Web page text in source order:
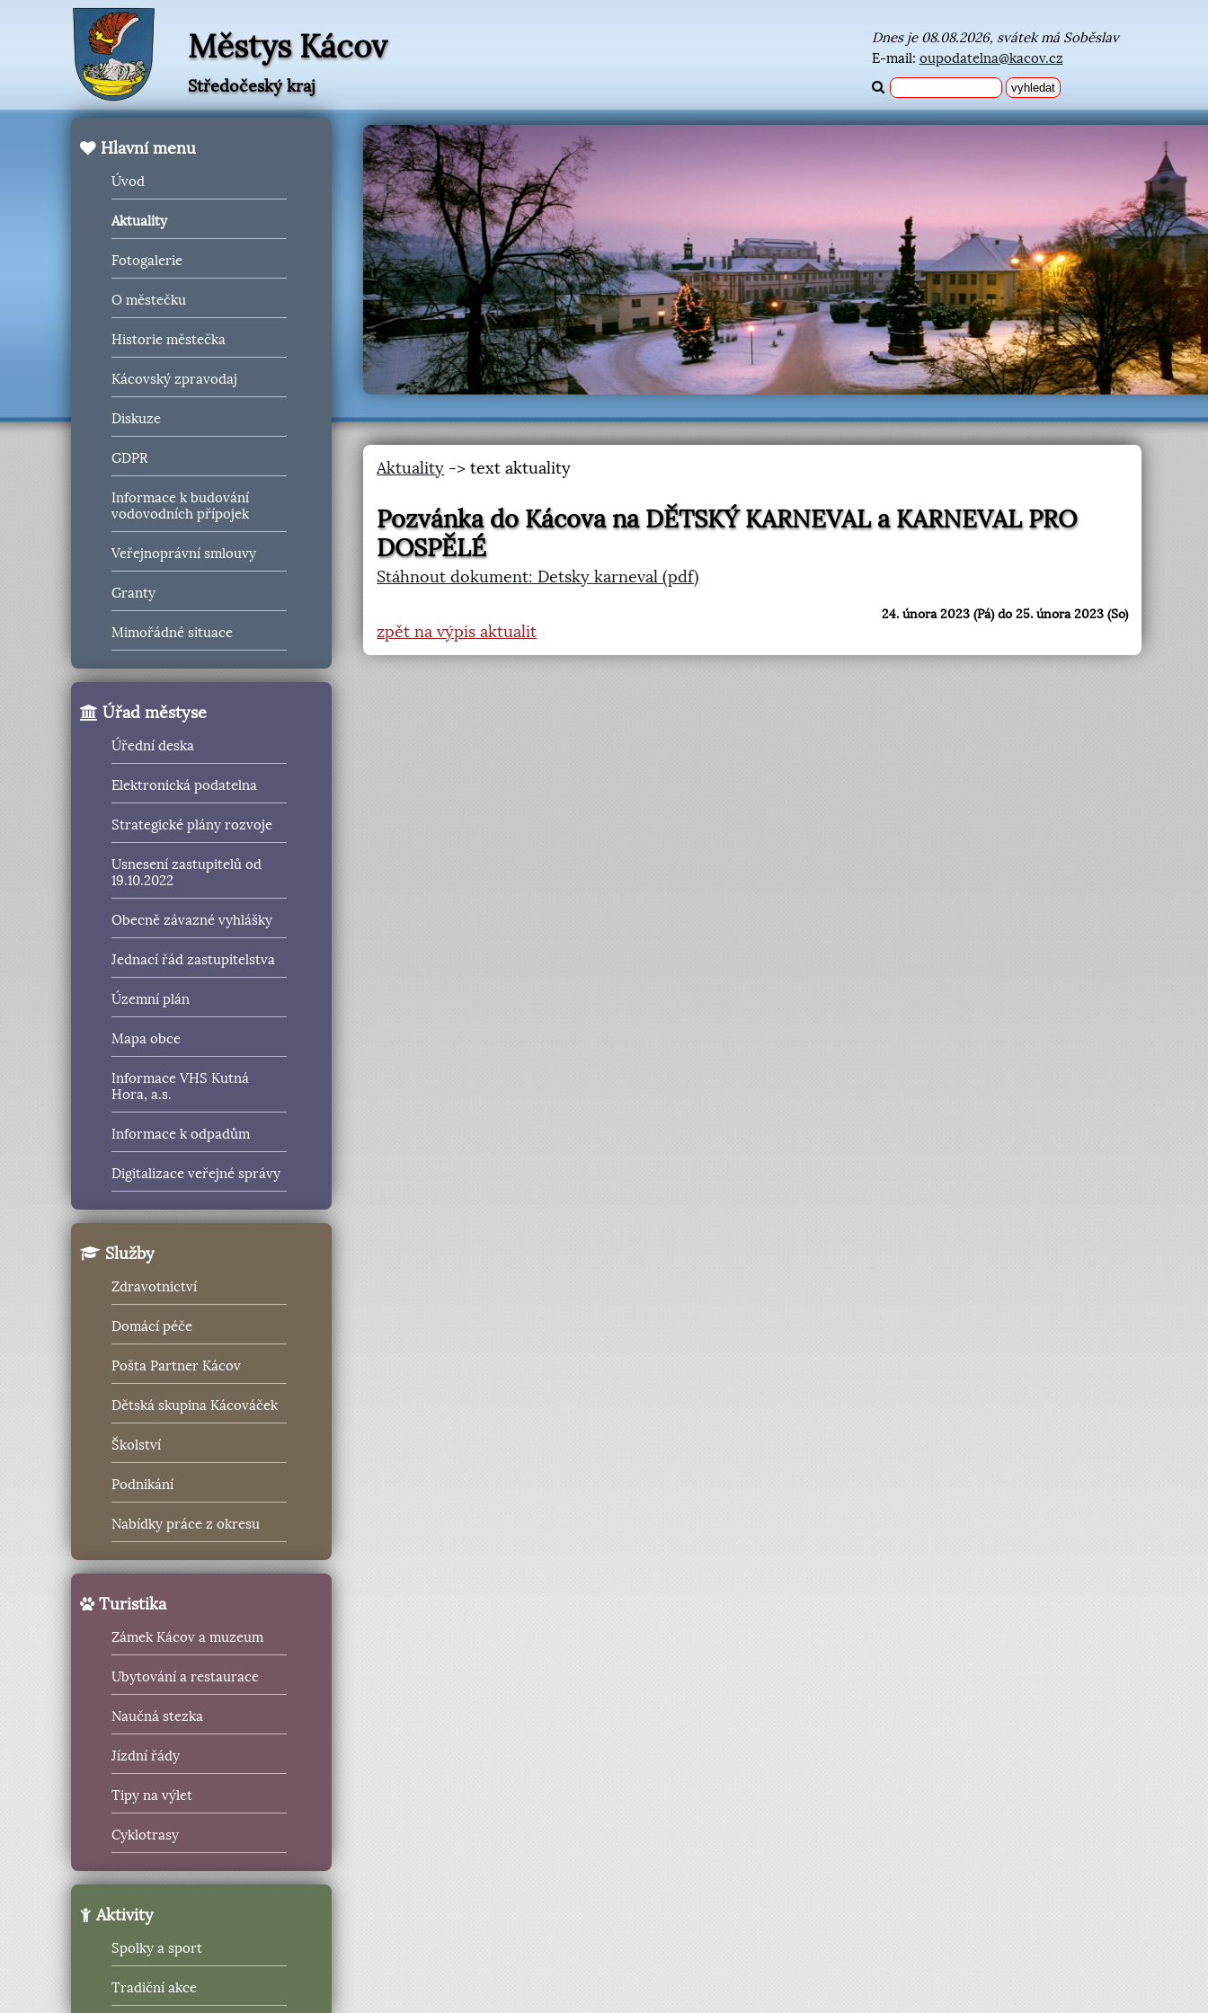
Městys Kácov
Středočeský kraj
Dnes je 08.08.2026, svátek má Soběslav
E-mail: oupodatelna@kacov.cz
Hlavní menu
Úvod
Aktuality
Fotogalerie
O městečku
Historie městečka
Kácovský zpravodaj
Diskuze
GDPR
Informace k budování
vodovodních přípojek
Veřejnoprávní smlouvy
Granty
Mimořádné situace
Úřad městyse
Úřední deska
Elektronická podatelna
Strategické plány rozvoje
Usnesení zastupitelů od
19.10.2022
Obecně závazné vyhlášky
Jednací řád zastupitelstva
Územní plán
Mapa obce
Informace VHS Kutná
Hora, a.s.
Informace k odpadům
Digitalizace veřejné správy
Služby
Zdravotnictví
Domácí péče
Pošta Partner Kácov
Dětská skupina Kácováček
Školství
Podnikání
Nabídky práce z okresu
Turistika
Zámek Kácov a muzeum
Ubytování a restaurace
Naučná stezka
Jízdní řády
Tipy na výlet
Cyklotrasy
Aktivity
Spolky a sport
Tradiční akce
Aktuality -> text aktuality
Pozvánka do Kácova na DĚTSKÝ KARNEVAL a KARNEVAL PRO
DOSPĚLÉ
Stáhnout dokument: Detsky karneval (pdf)
24. února 2023 (Pá) do 25. února 2023 (So)
zpět na výpis aktualit